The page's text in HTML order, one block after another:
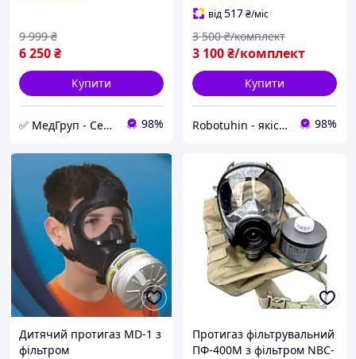
6 250₴
9 999 ₴
Купити
✅ МедГруп - Сертифіковане медичне обладнання 98%
від517₴/міс
3 100₴/комплект
3 500 ₴/комплект
Купити
Robotuhin - якість, надійність, радість! 98%
Дитячий протигаз MD-1 з
фільтром
Протигаз фільтрувальний
ПФ-400М з фільтром NBC-